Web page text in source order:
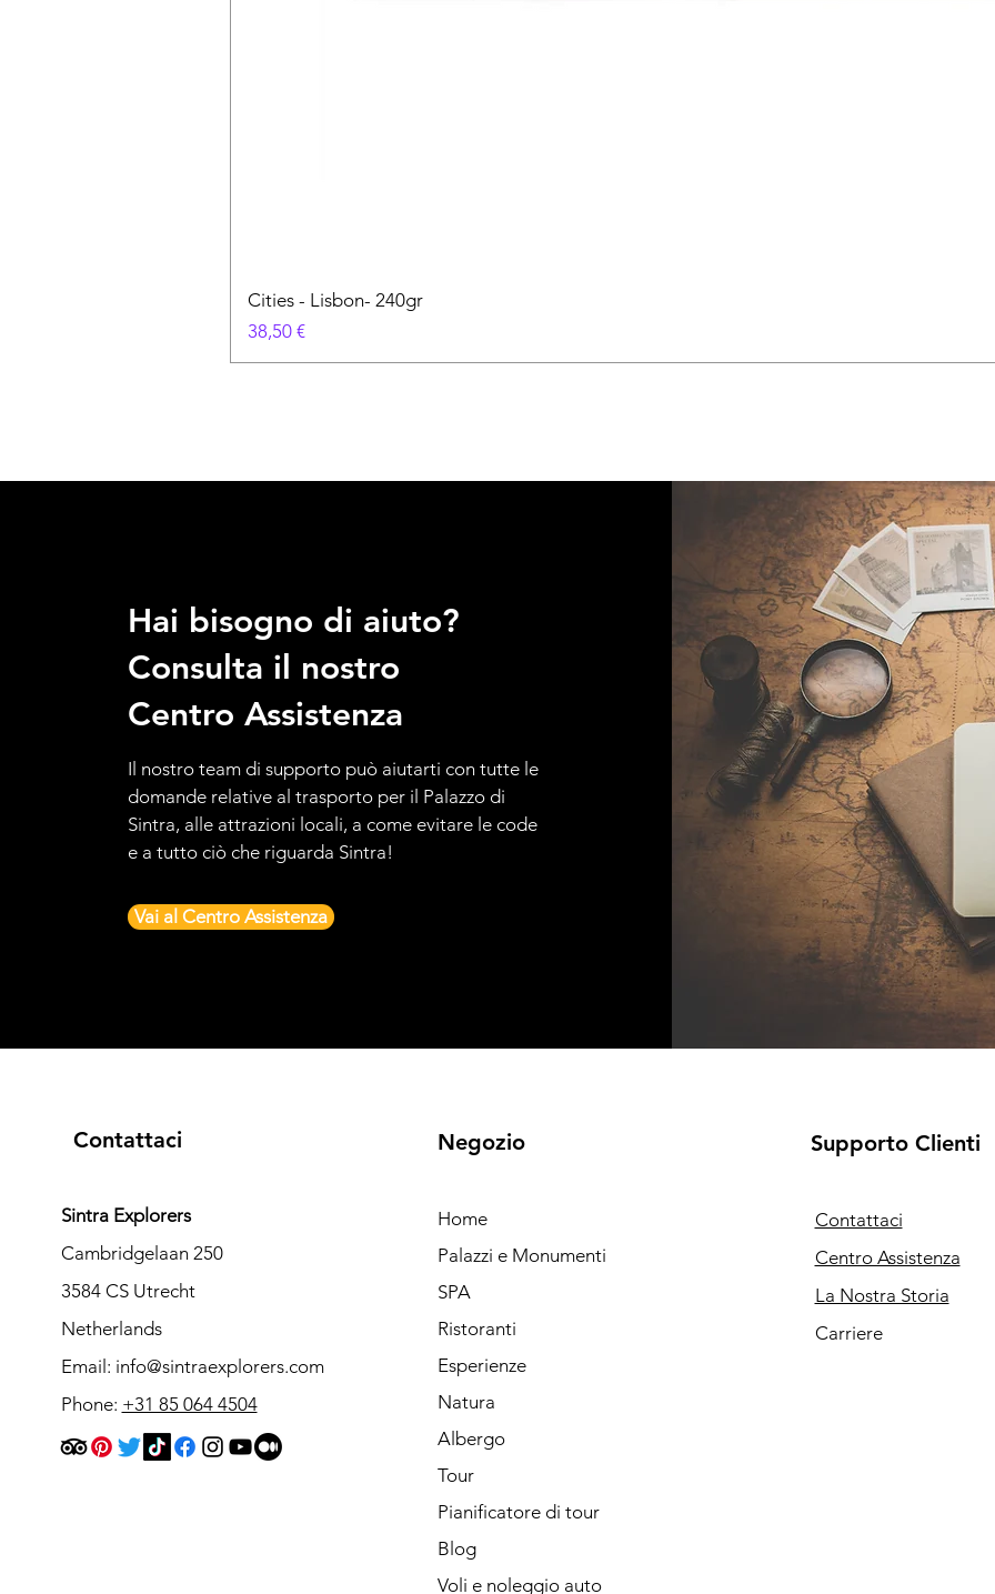
Cities - Lisbon- 240gr
Prezzo
38,50 €
Hai bisogno di aiuto?
Consulta il nostro
Centro Assistenza
Il nostro team di supporto può aiutarti con tutte le
domande relative al trasporto per il Palazzo di
Sintra, alle attrazioni locali, a come evitare le code
e a tutto ciò che riguarda Sintra!
Vai al Centro Assistenza
Contattaci
Sintra Explorers
Cambridgelaan 250
3584 CS Utrecht
Netherlands
Email: info@sintraexplorers.com
Phone: +31 85 064 4504
Negozio
Home
Palazzi e Monumenti
SPA
Ristoranti
Esperienze
Natura
Albergo
Tour
Pianificatore di tour
Blog
Voli e noleggio auto
Supporto Clienti
Contattaci
Centro Assistenza
La Nostra Storia
Carriere